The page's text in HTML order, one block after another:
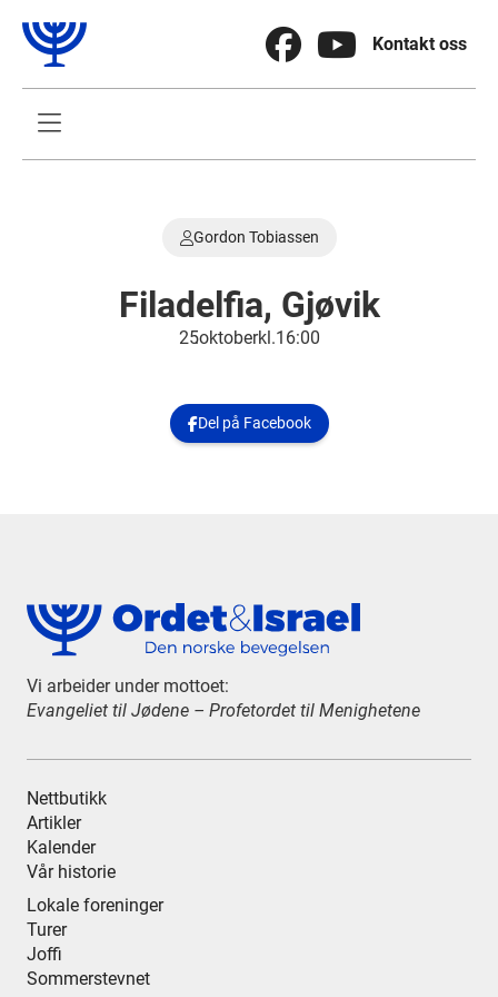
  Kontakt oss

Gordon Tobiassen
Filadelfia, Gjøvik
25.oktoberkl.16:00
Del på Facebook
Vi arbeider under mottoet:
Evangeliet til Jødene – Profetordet til Menighetene
Nettbutikk
Artikler
Kalender
Vår historie
Lokale foreninger
Turer
Joffi
Sommerstevnet